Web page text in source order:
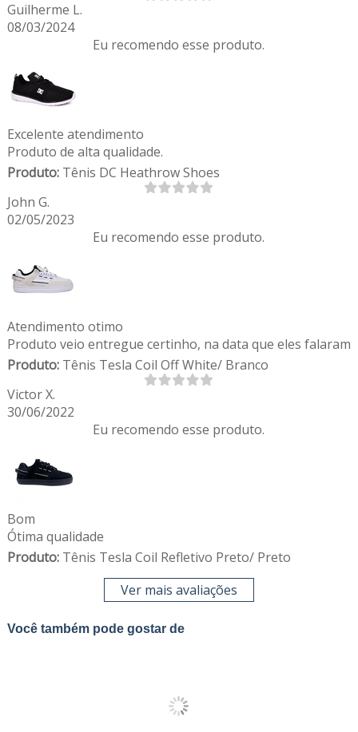
Guilherme L.
08/03/2024
Eu recomendo esse produto.
Excelente atendimento
Produto de alta qualidade.
Produto:Tênis DC Heathrow Shoes
John G.
02/05/2023
Eu recomendo esse produto.
Atendimento otimo
Produto veio entregue certinho, na data que eles falaram
Produto:Tênis Tesla Coil Off White/ Branco
Victor X.
30/06/2022
Eu recomendo esse produto.
Bom
Ótima qualidade
Produto:Tênis Tesla Coil Refletivo Preto/ Preto
Ver mais avaliações
Você também pode gostar de